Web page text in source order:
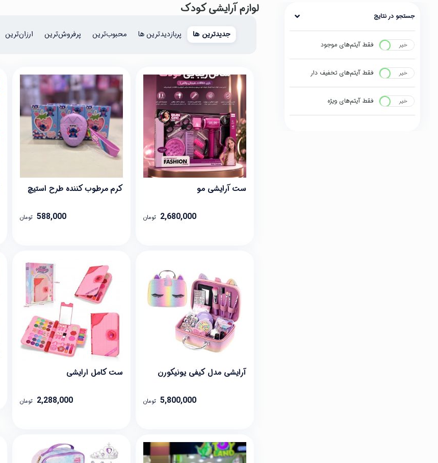
جستجو در نتایج
بله خیر فقط آیتم‌های موجود
بله خیر فقط آیتم‌های تخفیف دار
بله خیر فقط آیتم‌های ویژه
لوازم آرایشی کودک
جدیدترین ها پربازدیدترین ها محبوب‌‌ترین پرفروش‌ترین ارزان‌ترین
ست آرایشی مو
2,680,000 تومان
کرم مرطوب کننده طرح استیچ
588,000 تومان
آرایشی مدل کیفی یونیکورن
5,800,000 تومان
ست کامل ارایشی
2,288,000 تومان